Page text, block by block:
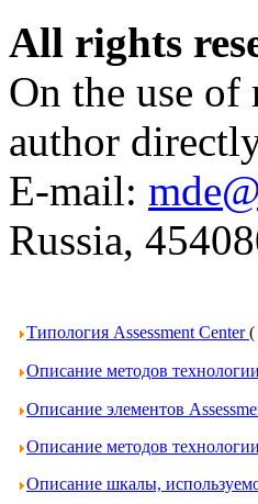
All rights
On the use of
author
E-mail:
Russia,
Типология Assessment Center(
Описание методов
Описание элементов
Описание методов
Описание шкалы,